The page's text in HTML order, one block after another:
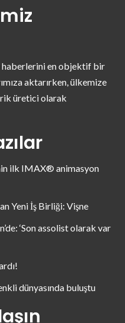
haberlerini en objektif bir
aktarırken, ülkemize
üretici olarak
ilk IMAX® animasyon
Yeni İş Birliği: Vişne
‘Son assolist olarak var
dünyasında buluştu